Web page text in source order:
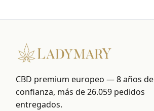
CBD premium europeo — 8 años de
confianza, más de 26.059 pedidos
entregados.